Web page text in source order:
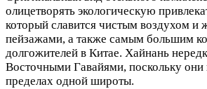
олицетворять экологическую
который славится чистым воздухом
пейзажами, а также самым большим
долгожителей в Китае. Хайнань
Восточными Гавайями, поскольку они
пределах одной широты.